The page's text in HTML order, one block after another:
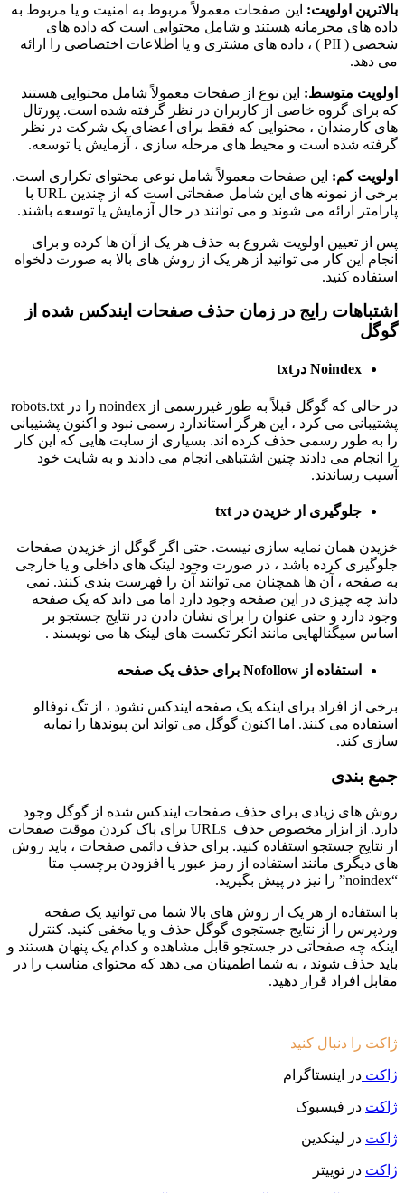
بالاترین اولویت: این صفحات معمولاً مربوط به امنیت و یا مربوط به
داده های محرمانه هستند و شامل محتوایی است که داده های
شخصی ( PII ) ، داده های مشتری و یا اطلاعات اختصاصی را ارائه
می دهد.
اولویت متوسط: این نوع از صفحات معمولاً شامل محتوایی هستند
که برای گروه خاصی از کاربران در نظر گرفته شده است. پورتال
های کارمندان ، محتوایی که فقط برای اعضای یک شرکت در نظر
گرفته شده است و محیط های مرحله سازی ، آزمایش یا توسعه.
اولویت کم: این صفحات معمولاً شامل نوعی محتوای تکراری است.
برخی از نمونه های این شامل صفحاتی است که از چندین URL با
پارامتر ارائه می شوند و می توانند در حال آزمایش یا توسعه باشند.
پس از تعیین اولویت شروع به حذف هر یک از آن ها کرده و برای
انجام این کار می توانید از هر یک از روش های بالا به صورت دلخواه
استفاده کنید.
اشتباهات رایج در زمان حذف صفحات ایندکس شده از
گوگل
Noindex درtxt
در حالی که گوگل قبلاً به طور غیررسمی از noindex را در robots.txt
پشتیبانی می کرد ، این هرگز استاندارد رسمی نبود و اکنون پشتیبانی
را به طور رسمی حذف کرده اند. بسیاری از سایت هایی که این کار
را انجام می دادند چنین اشتباهی انجام می دادند و به شایت خود
آسیب رساندند.
جلوگیری از خزیدن در txt
خزیدن همان نمایه سازی نیست. حتی اگر گوگل از خزیدن صفحات
جلوگیری کرده باشد ، در صورت وجود لینک های داخلی و یا خارجی
به صفحه ، آن ها همچنان می توانند آن را فهرست بندی کنند. نمی
داند چه چیزی در این صفحه وجود دارد اما می داند که یک صفحه
وجود دارد و حتی عنوان را برای نشان دادن در نتایج جستجو بر
اساس سیگنالهایی مانند انکر تکست های لینک ها می نویسند .
استفاده از Nofollow برای حذف یک صفحه
برخی از افراد برای اینکه یک صفحه ایندکس نشود ، از تگ نوفالو
استفاده می کنند. اما اکنون گوگل می تواند این پیوندها را نمایه
سازی کند.
جمع بندی
روش های زیادی برای حذف صفحات ایندکس شده از گوگل وجود
دارد. از ابزار مخصوص حذف URLs برای پاک کردن موقت صفحات
از نتایج جستجو استفاده کنید. برای حذف دائمی صفحات ، باید روش
های دیگری مانند استفاده از رمز عبور یا افزودن برچسب متا
“noindex” را نیز در پیش بگیرید.
با استفاده از هر یک از روش های بالا شما می توانید یک صفحه
وردپرس را از نتایج جستجوی گوگل حذف و یا مخفی کنید. کنترل
اینکه چه صفحاتی در جستجو قابل مشاهده و کدام یک پنهان هستند و
باید حذف شوند ، به شما اطمینان می دهد که محتوای مناسب را در
مقابل افراد قرار دهید.
ژاکت را دنبال کنید
ژاکت در اینستاگرام
ژاکت در فیسبوک
ژاکت در لینکدین
ژاکت در توییتر